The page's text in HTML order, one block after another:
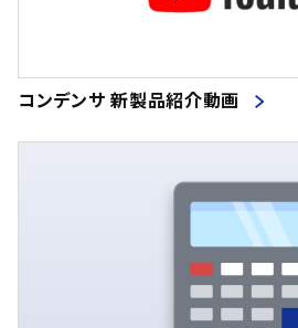
コンデンサ 新製品紹介動画